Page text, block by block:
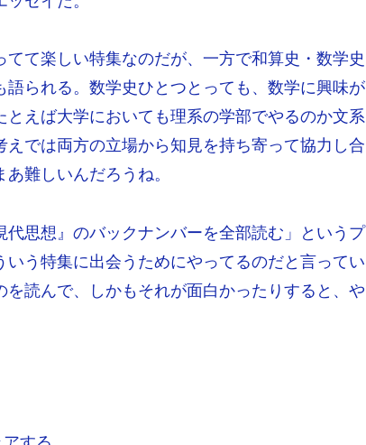
て楽しい特集なのだが、一方で和算史・数学史
られる。数学史ひとつとっても、数学に興味が
えば大学においても理系の学部でやるのか文系
では両方の立場から知見を持ち寄って協力し合
難しいんだろうね。
思想』のバックナンバーを全部読む」というプ
う特集に出会うためにやってるのだと言ってい
読んで、しかもそれが面白かったりすると、や